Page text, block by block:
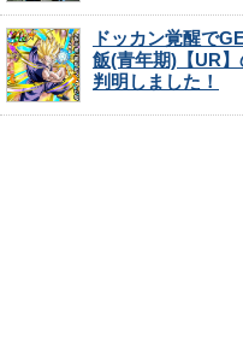
ドッカン覚醒で
飯(青年期)【UR
判明しました！